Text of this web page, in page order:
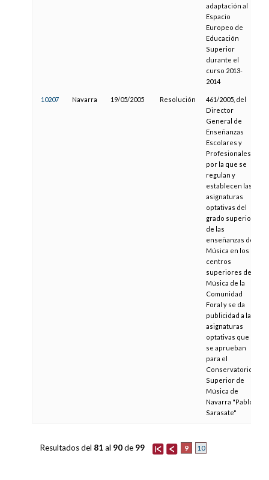
adaptación al
Espacio
Europeo de
Educación
Superior
durante el
curso 2013-
2014
10207 Navarra 19/05/2005 Resolución
461/2005, del
Director
General de
Enseñanzas
Escolares y
Profesionales,
por la que se
regulan y
establecen las
asignaturas
optativas del
grado superior
de las
enseñanzas de
Música en los
centros
superiores de
Música de la
Comunidad
Foral y se da
publicidad a las
asignaturas
optativas que
se aprueban
para el
Conservatorio
Superior de
Música de
Navarra "Pablo
Sarasate"
9 10
Resultados del 81 al 90de 99